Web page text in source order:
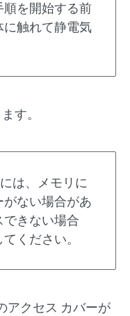
を開始する前
触れて静電気
す。
は、メモリに
ない場合があ
できない場合
ください。
アクセス カバーが